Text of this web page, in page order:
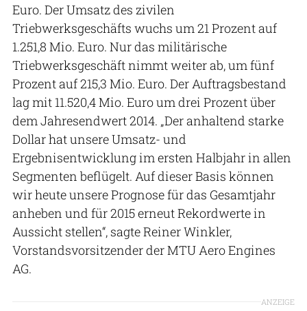
Euro. Der Umsatz des zivilen
Triebwerksgeschäfts wuchs um 21 Prozent auf
1.251,8 Mio. Euro. Nur das militärische
Triebwerksgeschäft nimmt weiter ab, um fünf
Prozent auf 215,3 Mio. Euro. Der Auftragsbestand
lag mit 11.520,4 Mio. Euro um drei Prozent über
dem Jahresendwert 2014. „Der anhaltend starke
Dollar hat unsere Umsatz- und
Ergebnisentwicklung im ersten Halbjahr in allen
Segmenten beflügelt. Auf dieser Basis können
wir heute unsere Prognose für das Gesamtjahr
anheben und für 2015 erneut Rekordwerte in
Aussicht stellen“, sagte Reiner Winkler,
Vorstandsvorsitzender der MTU Aero Engines
AG.
ANZEIGE